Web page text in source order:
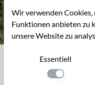
Inde zwischen
Krauthausen
Wir verwenden
Funktionen anbieten zu
unsere Website zu
Essentiell
Einstellung